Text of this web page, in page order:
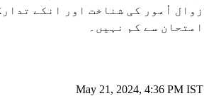
زوال اُمور کی شناخت اور انکے
امتحان سے کم نہیں۔
May 21, 2024, 4:36 PM IST